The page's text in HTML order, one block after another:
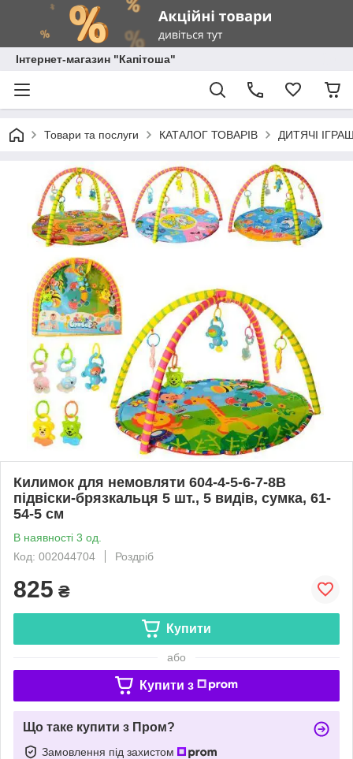
Інтернет-магазин "Капітоша"
Товари та послуги КАТАЛОГ ТОВАРІВ ДИТЯЧІ
Килимок для немовляти 604-4-5-6-7-8B
підвіски-брязкальця 5 шт., 5 видів, сумка, 61-
54-5 см
В наявності 3 од.
Код: 002044704
Роздріб
825 ₴
Купити
або
Купити з
Що таке купити з Пром?
Замовлення під захистом